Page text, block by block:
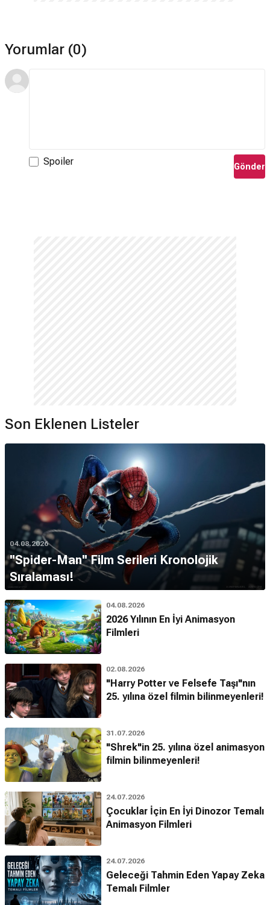
Yorumlar (0)
Spoiler Gönder
Son Eklenen Listeler
04.08.2026
''Spider-Man'' Film Serileri Kronolojik
Sıralaması!
04.08.2026
2026 Yılının En İyi Animasyon
Filmleri
02.08.2026
"Harry Potter ve Felsefe Taşı"nın
25. yılına özel filmin bilinmeyenleri!
31.07.2026
"Shrek"in 25. yılına özel animasyon
filmin bilinmeyenleri!
24.07.2026
Çocuklar İçin En İyi Dinozor Temalı
Animasyon Filmleri
24.07.2026
Geleceği Tahmin Eden Yapay Zeka
Temalı Filmler